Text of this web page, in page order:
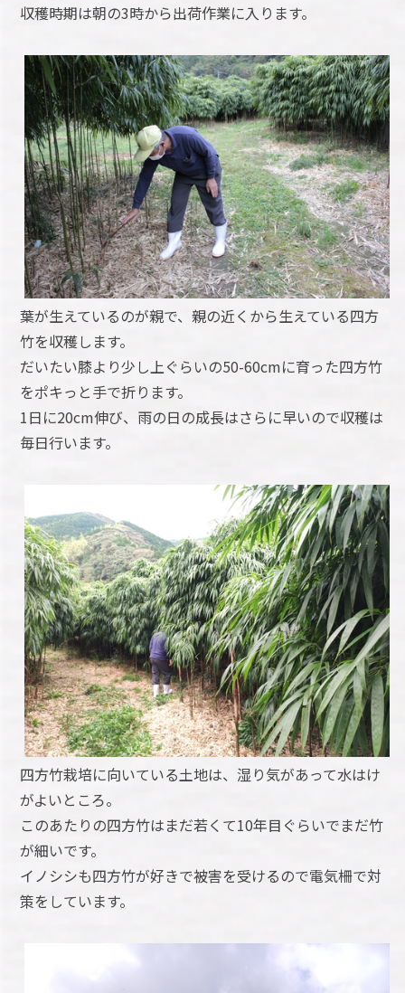
収穫時期は朝の3時から出荷作業に入ります。
葉が生えているのが親で、親の近くから生えている四方
竹を収穫します。
だいたい膝より少し上ぐらいの50-60cmに育った四方竹
をポキっと手で折ります。
1日に20cm伸び、雨の日の成長はさらに早いので収穫は
毎日行います。
四方竹栽培に向いている土地は、湿り気があって水はけ
がよいところ。
このあたりの四方竹はまだ若くて10年目ぐらいでまだ竹
が細いです。
イノシシも四方竹が好きで被害を受けるので電気柵で対
策をしています。